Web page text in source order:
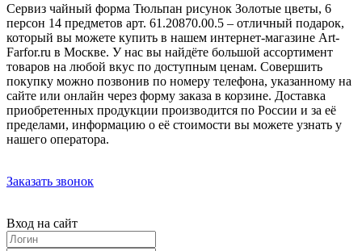
Сервиз чайный форма Тюльпан рисунок Золотые цветы, 6
персон 14 предметов арт. 61.20870.00.5 – отличный подарок,
который вы можете купить в нашем интернет-магазине Art-
Farfor.ru в Москве. У нас вы найдёте большой ассортимент
товаров на любой вкус по доступным ценам. Совершить
покупку можно позвонив по номеру телефона, указанному на
сайте или онлайн через форму заказа в корзине. Доставка
приобретенных продукции производится по России и за её
пределами, информацию о её стоимости вы можете узнать у
нашего оператора.
Заказать звонок
Вход на сайт